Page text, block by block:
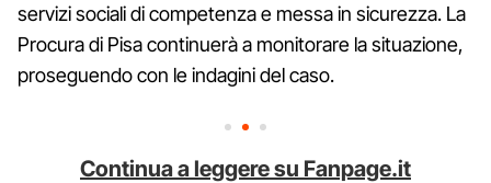
servizi sociali di competenza e messa in sicurezza. La
Procura di Pisa continuerà a monitorare la situazione,
proseguendo con le indagini del caso.
Continua a leggere su Fanpage.it